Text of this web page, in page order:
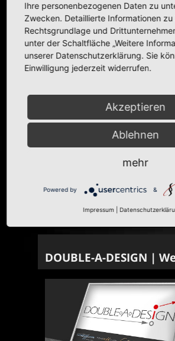
DOUBLE-A-DESIGN |
Ihre personenbezogenen Daten zu
Zwecken. Detaillierte Informationen zu
Rechtsgrundlage und
unter der Schaltfläche „Weitere
unserer Datenschutzerklärung. Sie
Einwilligung jederzeit widerrufen.
Akzeptieren
Ablehnen
mehr
Powered by &
Impressum